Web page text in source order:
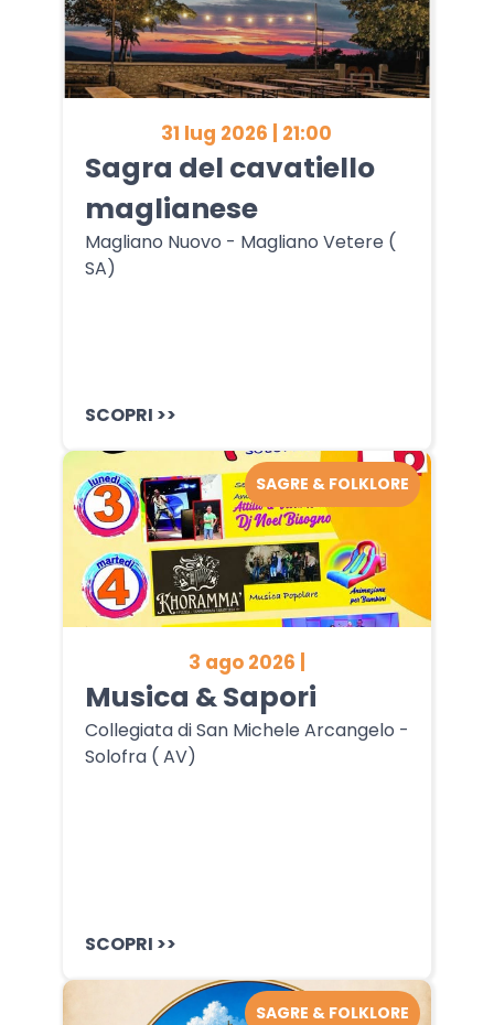
31 lug 2026 | 21:00
Sagra del cavatiello
maglianese
Magliano Nuovo - Magliano Vetere (
SA)
SCOPRI >>
3 ago 2026 |
Musica & Sapori
Collegiata di San Michele Arcangelo -
Solofra ( AV)
SCOPRI >>
SAGRE & FOLKLORE
SAGRE & FOLKLORE